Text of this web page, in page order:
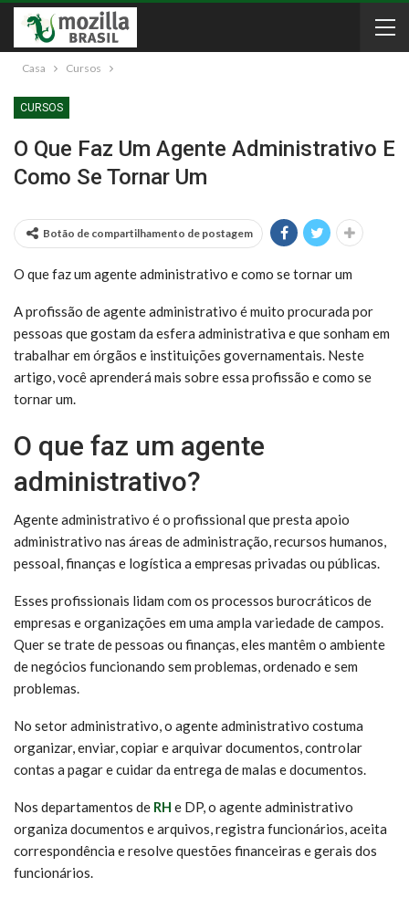
Casa Cursos
CURSOS
O Que Faz Um Agente Administrativo E
Como Se Tornar Um
Botão de compartilhamento de postagem
O que faz um agente administrativo e como se tornar um
A profissão de agente administrativo é muito procurada por
pessoas que gostam da esfera administrativa e que sonham em
trabalhar em órgãos e instituições governamentais. Neste
artigo, você aprenderá mais sobre essa profissão e como se
tornar um.
O que faz um agente
administrativo?
Agente administrativo é o profissional que presta apoio
administrativo nas áreas de administração, recursos humanos,
pessoal, finanças e logística a empresas privadas ou públicas.
Esses profissionais lidam com os processos burocráticos de
empresas e organizações em uma ampla variedade de campos.
Quer se trate de pessoas ou finanças, eles mantêm o ambiente
de negócios funcionando sem problemas, ordenado e sem
problemas.
No setor administrativo, o agente administrativo costuma
organizar, enviar, copiar e arquivar documentos, controlar
contas a pagar e cuidar da entrega de malas e documentos.
Nos departamentos de RH e DP, o agente administrativo
organiza documentos e arquivos, registra funcionários, aceita
correspondência e resolve questões financeiras e gerais dos
funcionários.